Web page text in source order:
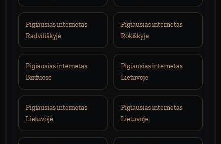
Pigiausias internetas
Radviliškyje
Pigiausias internetas
Rokiškyje
Pigiausias internetas
Biržuose
Pigiausias internetas
Lietuvoje
Pigiausias internetas
Lietuvoje
Pigiausias internetas
Lietuvoje